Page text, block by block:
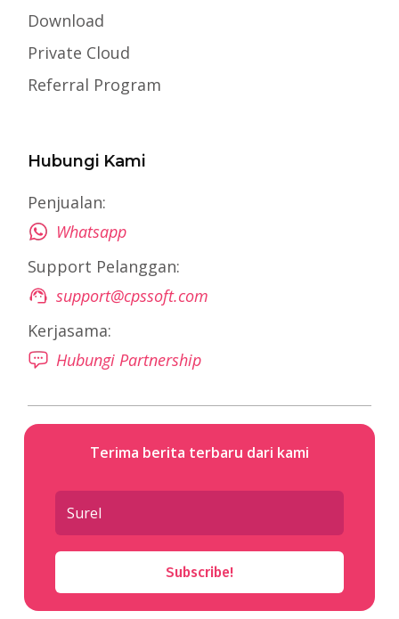
Download
Private Cloud
Referral Program
Hubungi Kami
Penjualan:
Whatsapp
Support Pelanggan:
support@cpssoft.com
Kerjasama:
Hubungi Partnership
Terima berita terbaru dari kami
Subscribe!